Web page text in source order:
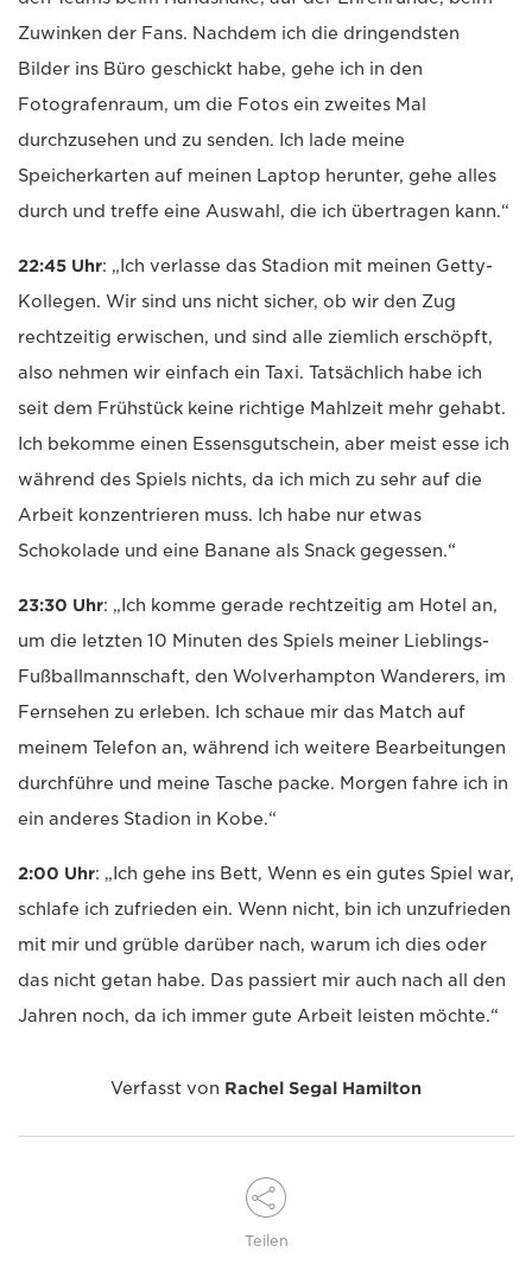
Zuwinken der Fans. Nachdem ich die dringendsten
Bilder ins Büro geschickt habe, gehe ich in den
Fotografenraum, um die Fotos ein zweites Mal
durchzusehen und zu senden. Ich lade meine
Speicherkarten auf meinen Laptop herunter, gehe alles
durch und treffe eine Auswahl, die ich übertragen kann.“
22:45 Uhr: „Ich verlasse das Stadion mit meinen Getty-
Kollegen. Wir sind uns nicht sicher, ob wir den Zug
rechtzeitig erwischen, und sind alle ziemlich erschöpft,
also nehmen wir einfach ein Taxi. Tatsächlich habe ich
seit dem Frühstück keine richtige Mahlzeit mehr gehabt.
Ich bekomme einen Essensgutschein, aber meist esse ich
während des Spiels nichts, da ich mich zu sehr auf die
Arbeit konzentrieren muss. Ich habe nur etwas
Schokolade und eine Banane als Snack gegessen.“
23:30 Uhr: „Ich komme gerade rechtzeitig am Hotel an,
um die letzten 10 Minuten des Spiels meiner Lieblings-
Fußballmannschaft, den Wolverhampton Wanderers, im
Fernsehen zu erleben. Ich schaue mir das Match auf
meinem Telefon an, während ich weitere Bearbeitungen
durchführe und meine Tasche packe. Morgen fahre ich in
ein anderes Stadion in Kobe.“
2:00 Uhr: „Ich gehe ins Bett, Wenn es ein gutes Spiel war,
schlafe ich zufrieden ein. Wenn nicht, bin ich unzufrieden
mit mir und grüble darüber nach, warum ich dies oder
das nicht getan habe. Das passiert mir auch nach all den
Jahren noch, da ich immer gute Arbeit leisten möchte.“
Verfasst von Rachel Segal Hamilton
Teilen